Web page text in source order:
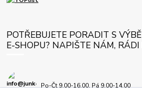
POTŘEBUJETE PORADIT S
E-SHOPU? NAPIŠTE NÁM, RÁDI
Po-Čt 9.00-16.00, Pá 9.00-14.00